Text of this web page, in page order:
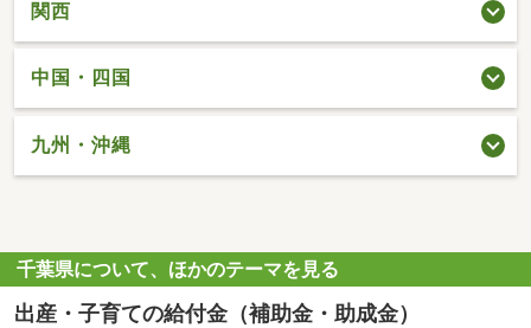
関西
中国・四国
九州・沖縄
千葉県について、ほかのテーマを見る
出産・子育ての給付金（補助金・助成金）